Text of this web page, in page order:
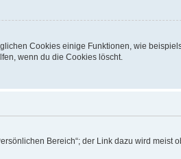
Cookies einige Funktionen, wie
wenn du die Cookies löscht.
Bereich“; der Link dazu wird meist